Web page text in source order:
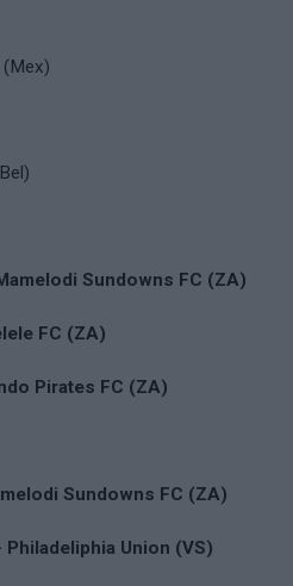
Sundowns FC (ZA)
FC (ZA)
Pirates FC (ZA)
Sundowns FC (ZA)
Philadeliphia Union (VS)